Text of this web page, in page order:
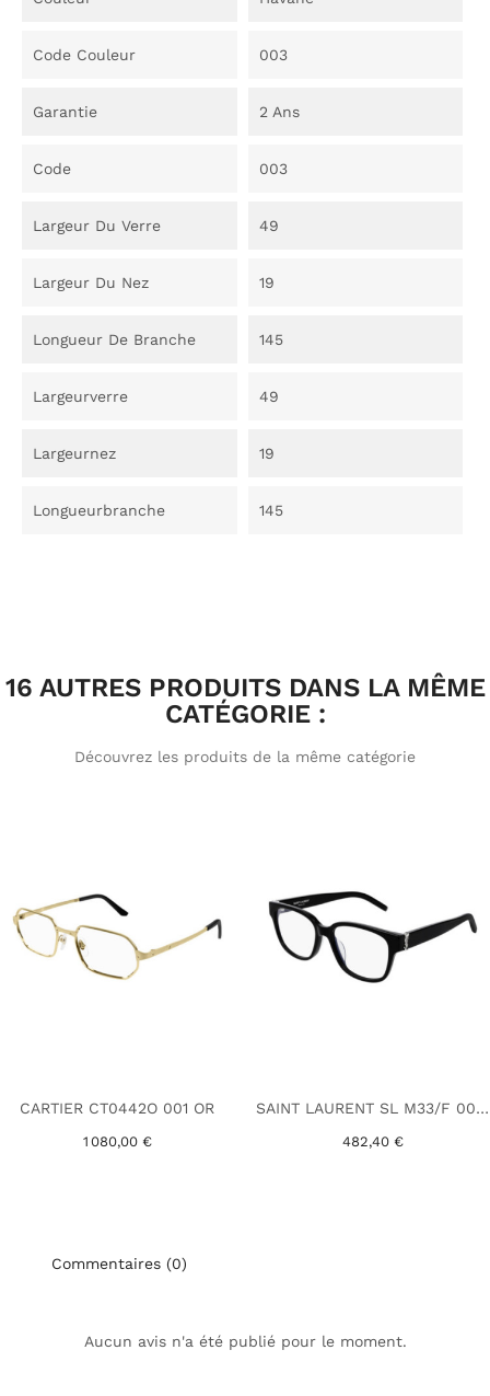
Code Couleur 003
Garantie 2 Ans
Code 003
Largeur Du Verre 49
Largeur Du Nez 19
Longueur De Branche 145
Largeurverre 49
Largeurnez 19
Longueurbranche 145
16 AUTRES PRODUITS DANS LA MÊME
CATÉGORIE :
Découvrez les produits de la même catégorie
CARTIER CT0442O 001 OR
1 080,00 €
SAINT LAURENT SL M33/F 001 NOIR
482,40 €
Commentaires (0)
Aucun avis n'a été publié pour le moment.